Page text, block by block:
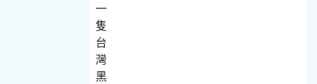
一
隻
台
灣
黑